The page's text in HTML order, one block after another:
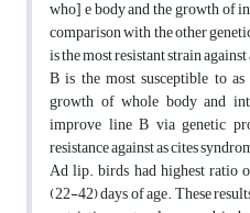
who] e body and the growth of
comparison with the other
is the most resistant strain
B is the most susceptible to
growth of whole body and
improve line B via genetic
resistance against as cites
Ad lip. birds had highest ratio
(22-42) days of age. These